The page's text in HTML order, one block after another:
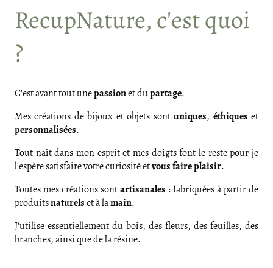
RecupNature, c'est quoi
?
C'est avant tout unepassionet dupartage.
Mes créations de bijoux et objets sontuniques, éthiques et
personnalisées.
Tout naît dans mon esprit et mes doigts font le reste pour je
l'espère satisfaire votre curiosité etvous faire plaisir.
Toutes mes créations sontartisanales : fabriquées à partir de
produitsnaturelset à lamain.
J'utilise essentiellement du bois, des fleurs, des feuilles, des
branches, ainsi que de la résine.